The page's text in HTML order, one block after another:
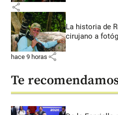
share
La historia de
cirujano a
hace 9 horas share
Te